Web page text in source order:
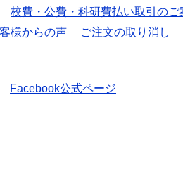
校費・公費・科研費払い取引のご
様からの声 ご注文の取り消し
Facebook公式ページ